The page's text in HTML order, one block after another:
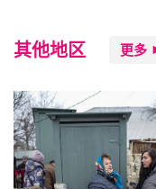
其他地区 更多